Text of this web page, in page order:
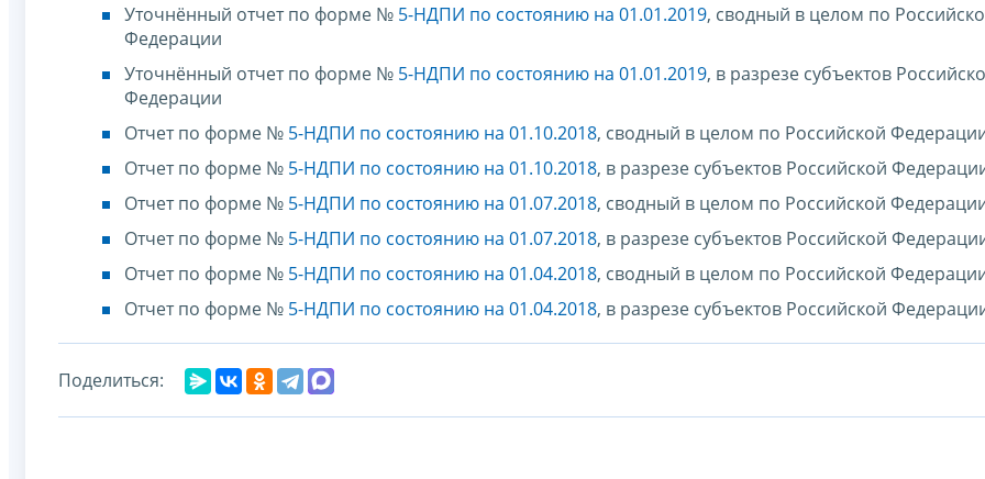
Уточнённый отчет по форме № 5-НДПИ по состоянию на 01.01.2019, сводный в целом по
Федерации
Уточнённый отчет по форме № 5-НДПИ по состоянию на 01.01.2019, в разрезе субъектов
Федерации
Отчет по форме № 5-НДПИ по состоянию на 01.10.2018, сводный в целом по Российской
Отчет по форме № 5-НДПИ по состоянию на 01.10.2018, в разрезе субъектов Российской
Отчет по форме № 5-НДПИ по состоянию на 01.07.2018, сводный в целом по Российской
Отчет по форме № 5-НДПИ по состоянию на 01.07.2018, в разрезе субъектов Российской
Отчет по форме № 5-НДПИ по состоянию на 01.04.2018, сводный в целом по Российской
Отчет по форме № 5-НДПИ по состоянию на 01.04.2018, в разрезе субъектов Российской
Поделиться: